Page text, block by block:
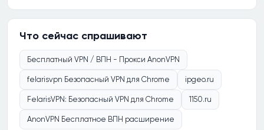
Что сейчас спрашивают
Бесплатный VPN / ВПН - Прокси AnonVPN
felarisvpn Безопасный VPN для Chrome ipgeo.ru
FelarisVPN: Безопасный VPN для Chrome 1150.ru
AnonVPN Бесплатное ВПН расширение